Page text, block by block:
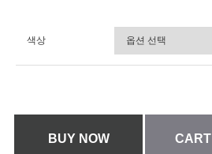
색상
BUY NOW CART